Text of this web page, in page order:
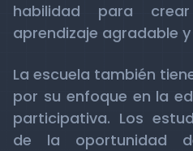
habilidad para
aprendizaje agradable
La escuela también
por su enfoque en la
participativa. Los
de la oportunidad